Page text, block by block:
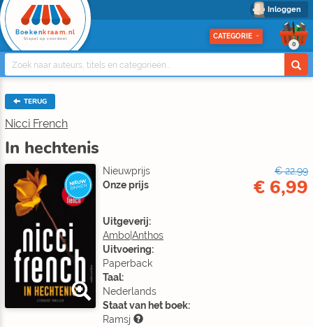
Inloggen
Boeken kraam.nl
Stapel op voordeel CATEGORIE
0
TERUG
Nicci French
In hechtenis
NIEUW
BINNEN
Nieuwprijs
€ 22,99
Onze prijs
€ 6,99
Uitgeverij:
Ambo|Anthos
Uitvoering:
Paperback
Taal:
Nederlands
Staat van het boek:
Ramsj